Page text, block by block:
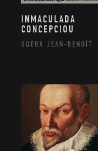
INMACULADA
CONCEPCIOU
UGEUX JEAN-BENOÎT